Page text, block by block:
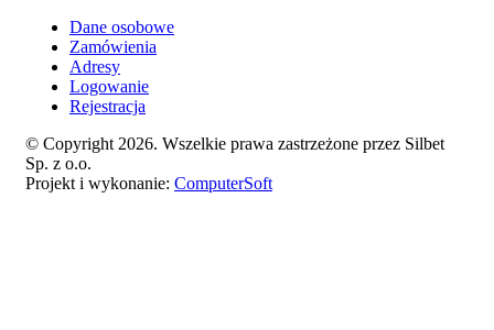
Dane osobowe
Zamówienia
Adresy
Logowanie
Rejestracja
© Copyright 2026. Wszelkie prawa zastrzeżone przez Silbet
Sp. z o.o.
Projekt i wykonanie: ComputerSoft